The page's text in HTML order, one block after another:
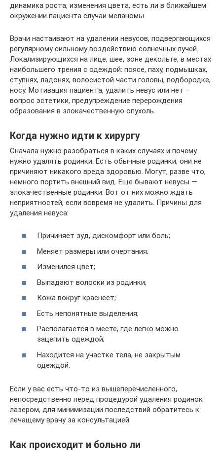
динамика роста, изменения цвета, есть ли в ближайшем
окружении пациента случаи меланомы.
Врачи настаивают на удалении невусов, подвергающихся
регулярному сильному воздействию солнечных лучей.
Локализирующихся на лице, шее, зоне декольте, в местах
наибольшего трения с одеждой: поясе, паху, подмышках,
ступнях, ладонях, волосистой части головы, подбородке,
носу. Мотивация пациента, удалить невус или нет –
вопрос эстетики, предупреждение перерождения
образования в злокачественную опухоль.
Когда нужно идти к хирургу
Сначала нужно разобраться в каких случаях и почему
нужно удалять родинки. Есть обычные родинки, они не
причиняют никакого вреда здоровью. Могут, разве что,
немного портить внешний вид. Еще бывают невусы —
злокачественные родинки. Вот от них можно ждать
неприятностей, если вовремя не удалить. Причины для
удаления невуса:
Причиняет зуд, дискомфорт или боль;
Меняет размеры или очертания;
Изменился цвет;
Выпадают волоски из родинки;
Кожа вокруг краснеет;
Есть непонятные выделения;
Располагается в месте, где легко можно
зацепить одеждой;
Находится на участке тела, не закрытым
одеждой.
Если у вас есть что-то из вышеперечисленного,
непосредственно перед процедурой удаления родинок
лазером, для минимизации последствий обратитесь к
лечащему врачу за консультацией.
Как происходит и больно ли